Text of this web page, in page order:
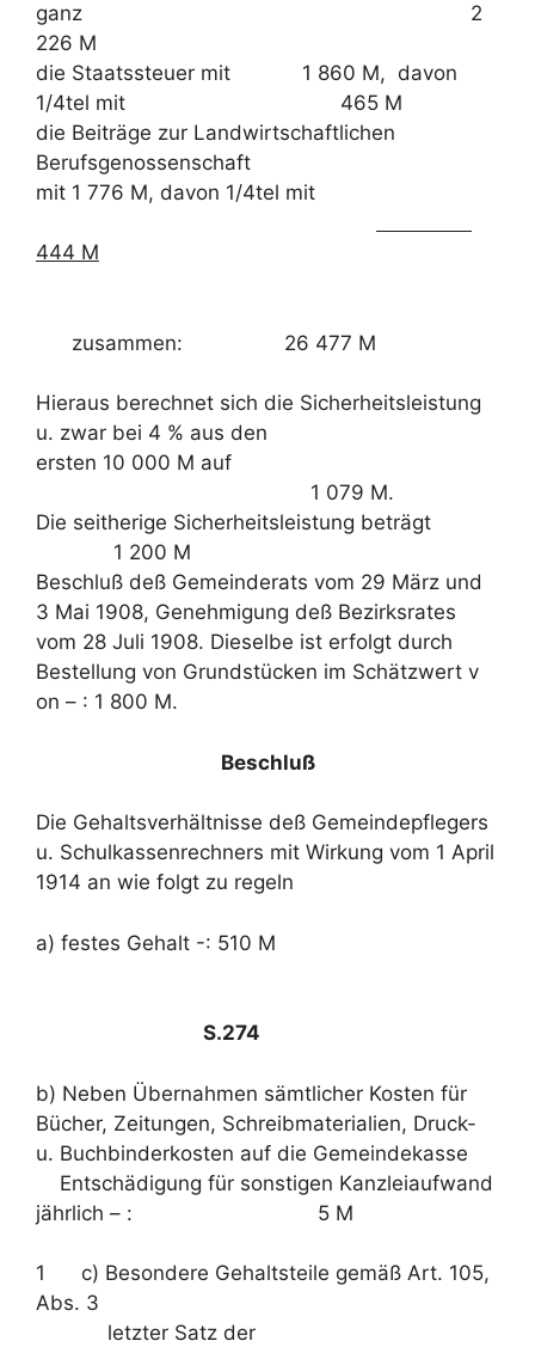
ganz 2
226 M
die Staatssteuer mit 1 860 M, davon
1/4tel mit 465 M
die Beiträge zur Landwirtschaftlichen
Berufsgenossenschaft
mit 1 776 M, davon 1/4tel mit
444 M
zusammen: 26 477 M
Hieraus berechnet sich die Sicherheitsleistung
u. zwar bei 4 % aus den
ersten 10 000 M auf
1 079 M.
Die seitherige Sicherheitsleistung beträgt
1 200 M
Beschluß deß Gemeinderats vom 29 März und
3 Mai 1908, Genehmigung deß Bezirksrates
vom 28 Juli 1908. Dieselbe ist erfolgt durch
Bestellung von Grundstücken im Schätzwert v
on – : 1 800 M.
Beschluß
Die Gehaltsverhältnisse deß Gemeindepflegers
u. Schulkassenrechners mit Wirkung vom 1 April
1914 an wie folgt zu regeln
a) festes Gehalt -: 510 M
S.274
b) Neben Übernahmen sämtlicher Kosten für
Bücher, Zeitungen, Schreibmaterialien, Druck-
u. Buchbinderkosten auf die Gemeindekasse
Entschädigung für sonstigen Kanzleiaufwand
jährlich – : 5 M
1 c) Besondere Gehaltsteile gemäß Art. 105,
Abs. 3
letzter Satz der